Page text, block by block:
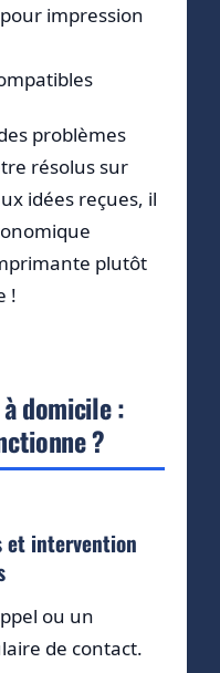
impression
problèmes
résolus sur
idées reçues, il
plutôt
!
domicile :
?
et intervention
ou un
de contact.